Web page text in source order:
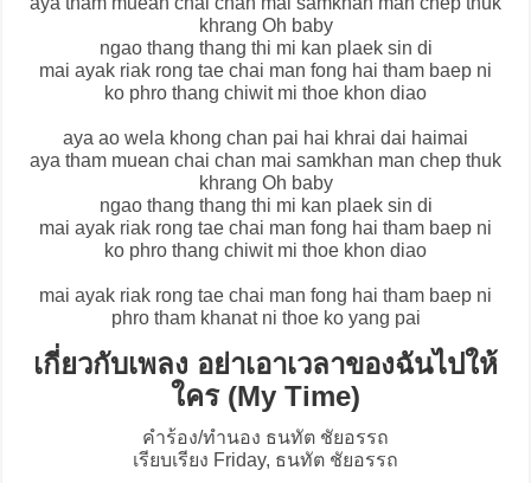
khrang Oh baby
ngao thang thang thi mi kan plaek sin di
mai ayak riak rong tae chai man fong hai tham baep ni
ko phro thang chiwit mi thoe khon diao
aya ao wela khong chan pai hai khrai dai haimai
aya tham muean chai chan mai samkhan man chep thuk
khrang Oh baby
ngao thang thang thi mi kan plaek sin di
mai ayak riak rong tae chai man fong hai tham baep ni
ko phro thang chiwit mi thoe khon diao
mai ayak riak rong tae chai man fong hai tham baep ni
phro tham khanat ni thoe ko yang pai
เกี่ยวกับเพลง อย่าเอาเวลาของฉันไปให้
ใคร (My Time)
คำร้อง/ทำนอง ธนทัต ชัยอรรถ
เรียบเรียง Friday, ธนทัต ชัยอรรถ